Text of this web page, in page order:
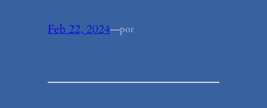
Feb 22, 2024—por